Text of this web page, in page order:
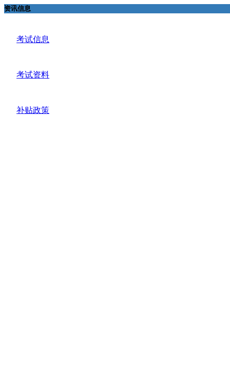
资讯信息
考试信息
考试资料
补贴政策